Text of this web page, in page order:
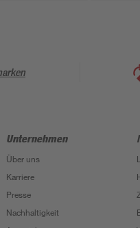
Unternehmen
Über uns
Karriere
Presse
Nachhaltigkeit